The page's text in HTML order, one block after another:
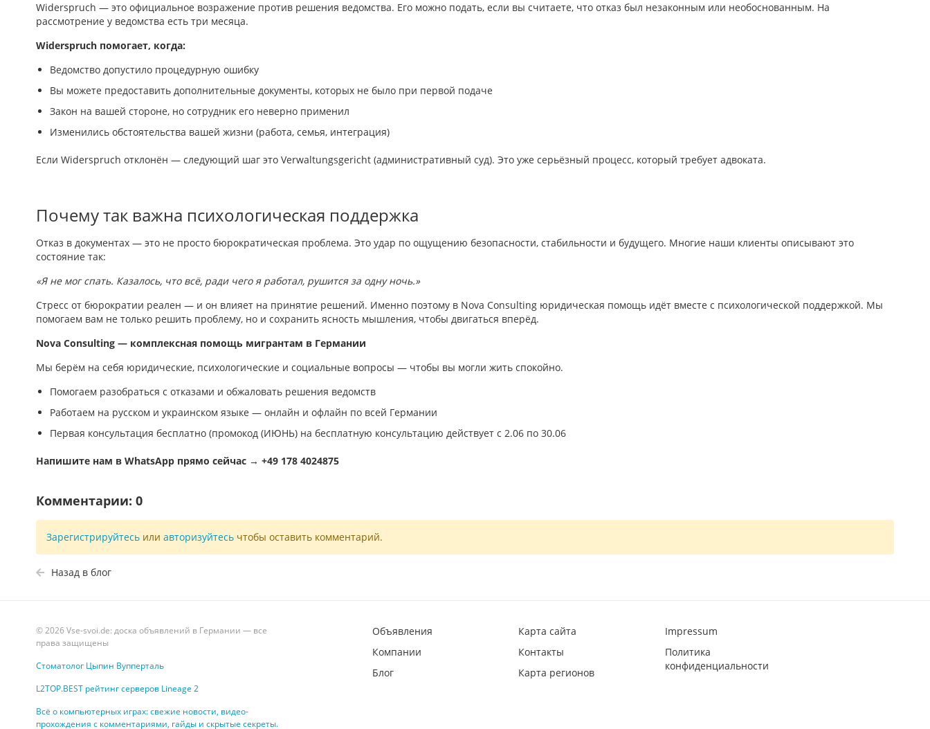
Widerspruch — это официальное возражение против решения ведомства. Его можно подать, если вы считаете, что отказ был незаконным или необоснованным. На
рассмотрение у ведомства есть три месяца.
Widerspruch помогает, когда:
Ведомство допустило процедурную ошибку
Вы можете предоставить дополнительные документы, которых не было при первой подаче
Закон на вашей стороне, но сотрудник его неверно применил
Изменились обстоятельства вашей жизни (работа, семья, интеграция)
Если Widerspruch отклонён — следующий шаг это Verwaltungsgericht (административный суд). Это уже серьёзный процесс, который требует адвоката.
Почему так важна психологическая поддержка
Отказ в документах — это не просто бюрократическая проблема. Это удар по ощущению безопасности, стабильности и будущего. Многие наши клиенты описывают это
состояние так:
«Я не мог спать. Казалось, что всё, ради чего я работал, рушится за одну ночь.»
Стресс от бюрократии реален — и он влияет на принятие решений. Именно поэтому в Nova Consulting юридическая помощь идёт вместе с психологической поддержкой. Мы
помогаем вам не только решить проблему, но и сохранить ясность мышления, чтобы двигаться вперёд.
Nova Consulting — комплексная помощь мигрантам в Германии
Мы берём на себя юридические, психологические и социальные вопросы — чтобы вы могли жить спокойно.
Помогаем разобраться с отказами и обжаловать решения ведомств
Работаем на русском и украинском языке — онлайн и офлайн по всей Германии
Первая консультация бесплатно (промокод (ИЮНЬ) на бесплатную консультацию действует с 2.06 по 30.06
Напишите нам в WhatsApp прямо сейчас → +49 178 4024875
Комментарии: 0
Зарегистрируйтесь или авторизуйтесь чтобы оставить комментарий.
Назад в блог
© 2026 Vse-svoi.de: доска объявлений в Германии — все
права защищены
Стоматолог Цыпин Вупперталь
L2TOP.BEST рейтинг серверов Lineage 2
Всё о компьютерных играх: свежие новости, видео-
прохождения с комментариями, гайды и скрытые секреты.
Объявления
Компании
Блог
Карта сайта
Контакты
Карта регионов
Impressum
Политика
конфиденциальности